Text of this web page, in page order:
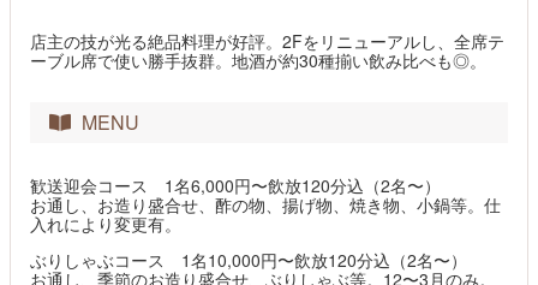
店主の技が光る絶品料理が好評。2Fをリニューアルし、全席テ
ーブル席で使い勝手抜群。地酒が約30種揃い飲み比べも◎。
MENU
歓送迎会コース 1名6,000円〜飲放120分込（2名〜）
お通し、お造り盛合せ、酢の物、揚げ物、焼き物、小鍋等。仕
入れにより変更有。
ぶりしゃぶコース 1名10,000円〜飲放120分込（2名〜）
お通し、季節のお造り盛合せ、ぶりしゃぶ等。12〜3月のみ。